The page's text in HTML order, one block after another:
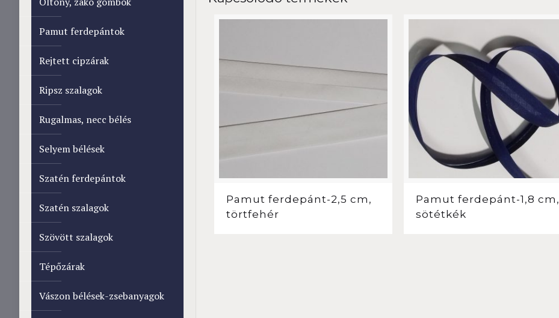
Pamut ferdepánt-2,5 cm,
törtfehér
Pamut ferdepánt-1,8 cm,
sötétkék
Pamut ferdepántok
Rejtett cipzárak
Ripsz szalagok
Rugalmas, necc bélés
Selyem bélések
Szatén ferdepántok
Szatén szalagok
Szövött szalagok
Tépőzárak
Vászon bélések-zsebanyagok